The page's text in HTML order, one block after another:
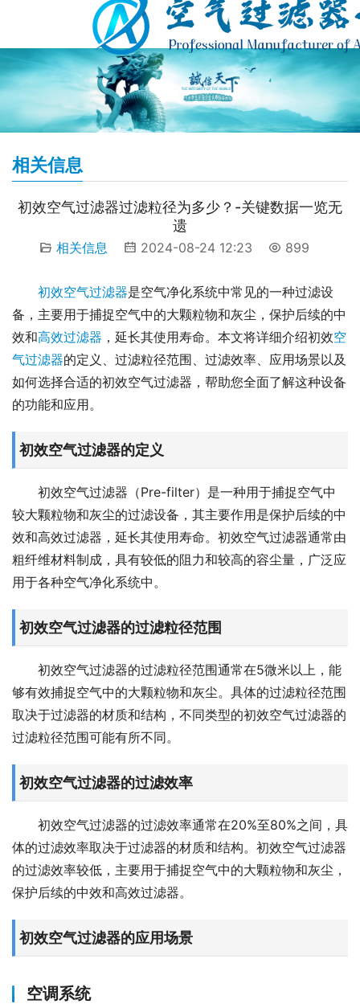
相关信息
初效空气过滤器过滤粒径为多少？-关键数据一览无
遗
相关信息 2024-08-24 12:23 899
初效空气过滤器是空气净化系统中常见的一种过滤设
备，主要用于捕捉空气中的大颗粒物和灰尘，保护后续的中
效和高效过滤器 ，延长其使用寿命。本文将详细介绍初效空
气过滤器的定义、过滤粒径范围、过滤效率、应用场景以及
如何选择合适的初效空气过滤器，帮助您全面了解这种设备
的功能和应用。
初效空气过滤器的定义
初效空气过滤器（Pre-filter）是一种用于捕捉空气中
较大颗粒物和灰尘的过滤设备，其主要作用是保护后续的中
效和高效过滤器，延长其使用寿命。初效空气过滤器通常由
粗纤维材料制成，具有较低的阻力和较高的容尘量，广泛应
用于各种空气净化系统中。
初效空气过滤器的过滤粒径范围
初效空气过滤器的过滤粒径范围通常在5微米以上，能
够有效捕捉空气中的大颗粒物和灰尘。具体的过滤粒径范围
取决于过滤器的材质和结构，不同类型的初效空气过滤器的
过滤粒径范围可能有所不同。
初效空气过滤器的过滤效率
初效空气过滤器的过滤效率通常在20%至80%之间，具
体的过滤效率取决于过滤器的材质和结构。初效空气过滤器
的过滤效率较低，主要用于捕捉空气中的大颗粒物和灰尘，
保护后续的中效和高效过滤器。
初效空气过滤器的应用场景
空调系统